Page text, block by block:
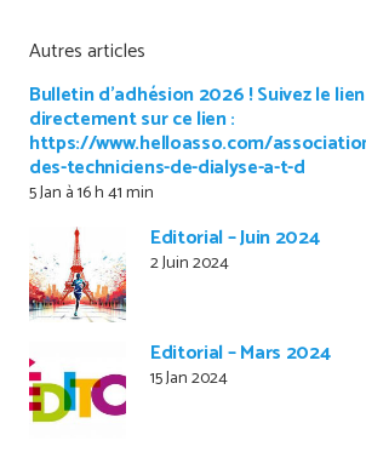
Autres articles
Bulletin d’adhésion 2026 ! Suivez le
directement sur ce lien :
https://www.helloasso.com/
des-techniciens-de-dialyse-a-t-d
5 Jan à 16 h 41 min
Editorial – Juin 2024
2 Juin 2024
Editorial – Mars 2024
15 Jan 2024